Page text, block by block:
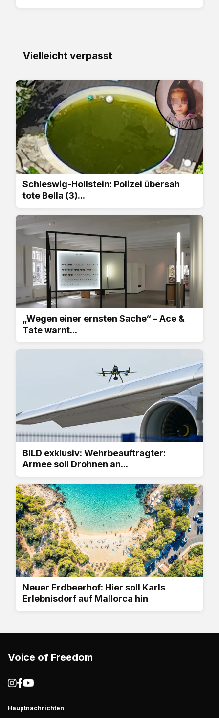
Vielleicht verpasst
Schleswig-Hollstein: Polizei übersah
tote Bella (3)...
„Wegen einer ernsten Sache“ – Ace &
Tate warnt...
BILD exklusiv: Wehrbeauftragter:
Armee soll Drohnen an...
Neuer Erdbeerhof: Hier soll Karls
Erlebnisdorf auf Mallorca hin
Voice of Freedom
Hauptnachrichten